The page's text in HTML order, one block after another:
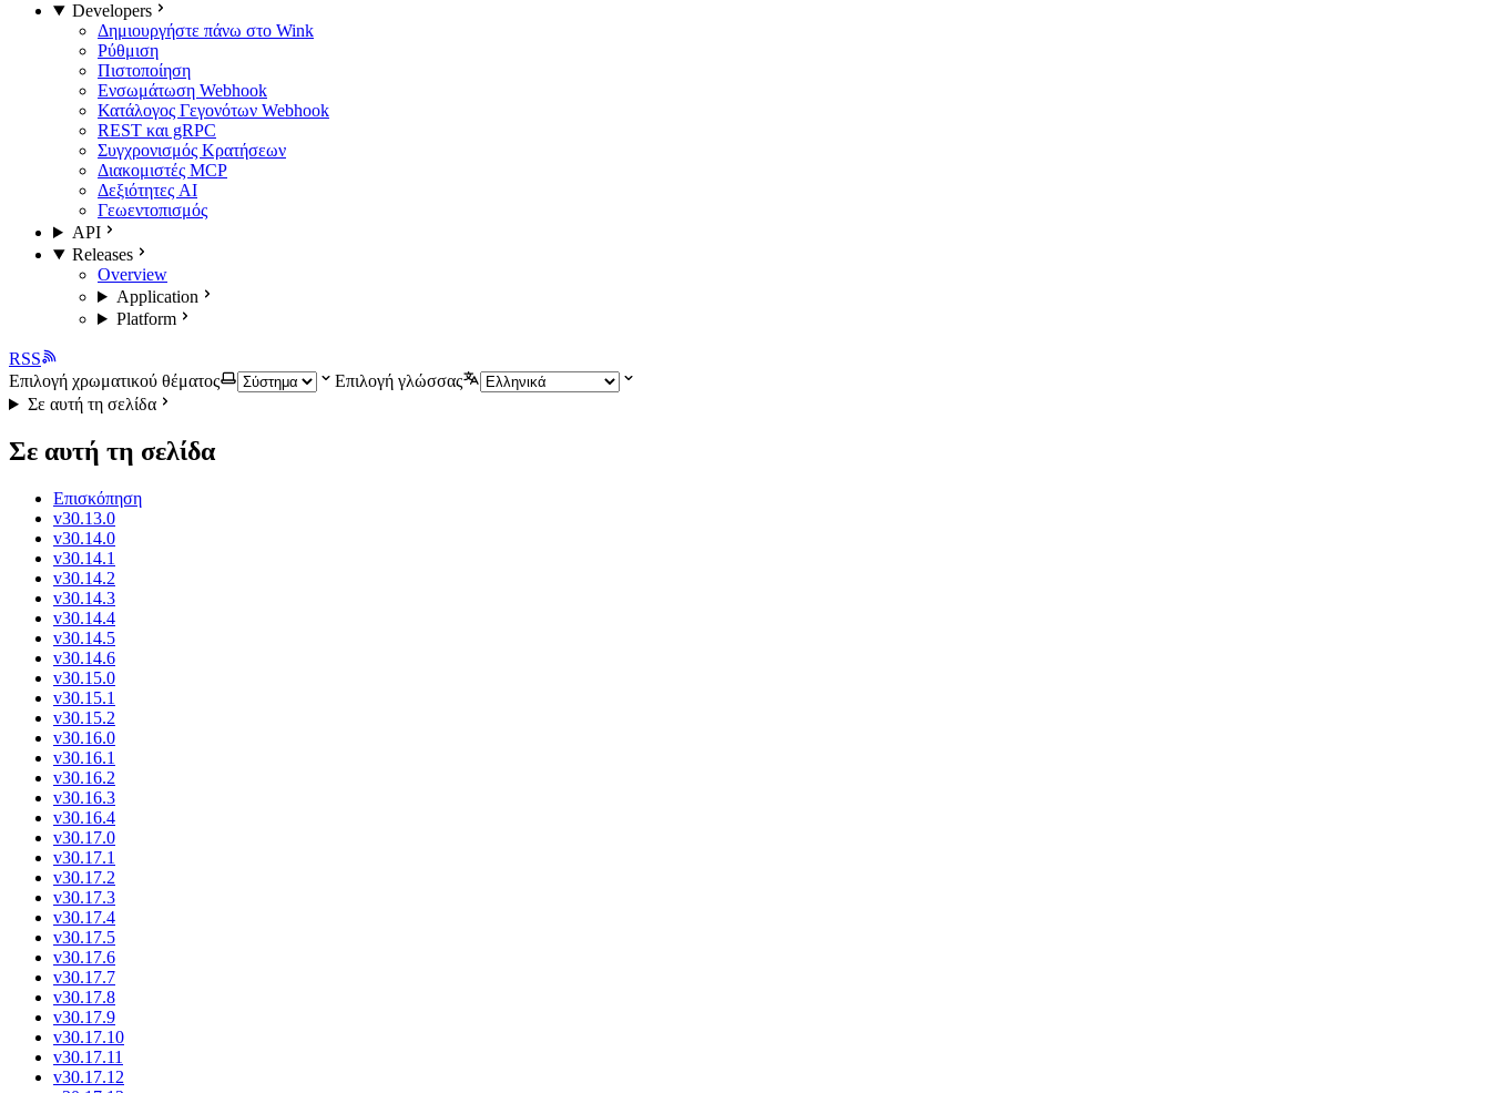
Developers
Δημιουργήστε πάνω στο Wink
Ρύθμιση
Πιστοποίηση
Ενσωμάτωση Webhook
Κατάλογος Γεγονότων Webhook
REST και gRPC
Συγχρονισμός Κρατήσεων
Διακομιστές MCP
Δεξιότητες AI
Γεωεντοπισμός
API
Releases
Overview
Application
Platform
RSS
Επιλογή χρωματικού θέματος
Επιλογή γλώσσας
Σε αυτή τη σελίδα
Σε αυτή τη σελίδα
Επισκόπηση
v30.13.0
v30.14.0
v30.14.1
v30.14.2
v30.14.3
v30.14.4
v30.14.5
v30.14.6
v30.15.0
v30.15.1
v30.15.2
v30.16.0
v30.16.1
v30.16.2
v30.16.3
v30.16.4
v30.17.0
v30.17.1
v30.17.2
v30.17.3
v30.17.4
v30.17.5
v30.17.6
v30.17.7
v30.17.8
v30.17.9
v30.17.10
v30.17.11
v30.17.12